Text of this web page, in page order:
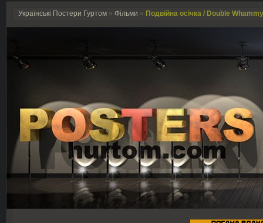
Українські Постери Гуртом » Фільми » Подвійна осічка / Double